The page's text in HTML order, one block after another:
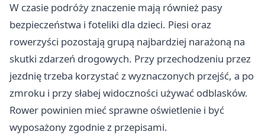
W czasie podróży znaczenie mają również pasy
bezpieczeństwa i foteliki dla dzieci. Piesi oraz
rowerzyści pozostają grupą najbardziej narażoną na
skutki zdarzeń drogowych. Przy przechodzeniu przez
jezdnię trzeba korzystać z wyznaczonych przejść, a po
zmroku i przy słabej widoczności używać odblasków.
Rower powinien mieć sprawne oświetlenie i być
wyposażony zgodnie z przepisami.